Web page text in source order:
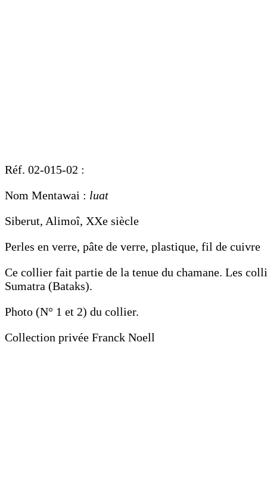
Réf. 02-015-02 :
Nom Mentawai : luat
Siberut, Alimoî, XXe siècle
Perles en verre, pâte de verre, plastique, fil de cuivre
Ce collier fait partie de la tenue du chamane. Les
Sumatra (Bataks).
Photo (N° 1 et 2) du collier.
Collection privée Franck Noell